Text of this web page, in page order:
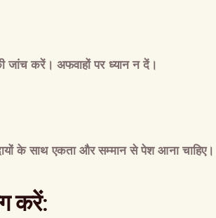
जांच करें। अफवाहों पर ध्यान न दें।
के साथ एकता और सम्मान से पेश आना चाहिए।
करें: